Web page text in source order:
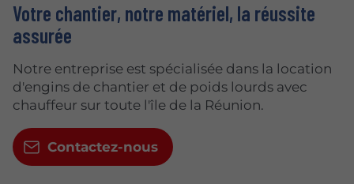
Votre chantier, notre matériel, la réussite
assurée
Notre entreprise est spécialisée dans la location
d'engins de chantier et de poids lourds avec
chauffeur sur toute l'île de la Réunion.
Contactez-nous